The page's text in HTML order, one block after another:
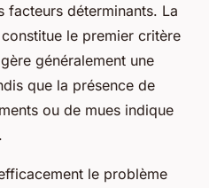
facteurs déterminants. La
constitue le premier critère
généralement une
que la présence de
ou de mues indique
le problème